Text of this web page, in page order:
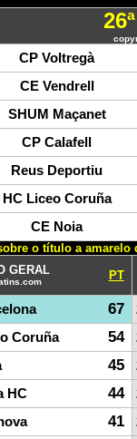
CP Voltregà
CE Vendrell
SHUM Maçanet
CP Calafell
Reus Deportiu
HC Liceo Coruña
CE Noia
o título a amarelo
GERAL
PT
67
Coruña 54
45
HC 44
41